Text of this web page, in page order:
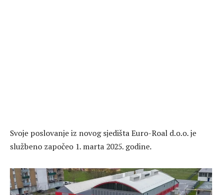
Svoje poslovanje iz novog sjedišta Euro-Roal d.o.o. je
službeno započeo 1. marta 2025. godine.